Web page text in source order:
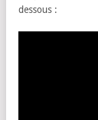
dessous :